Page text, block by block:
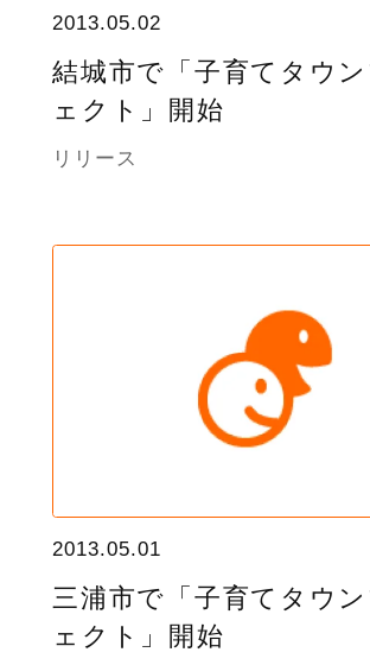
2013.05.02
結城市で「子育てタウ
ェクト」開始
リリース
2013.05.01
三浦市で「子育てタウ
ェクト」開始